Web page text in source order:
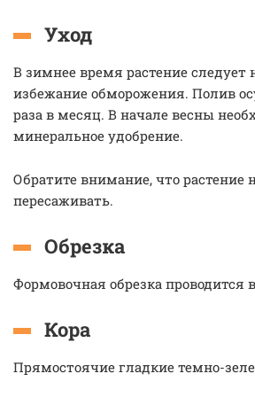
Уход
В зимнее время растение следует
избежание обморожения. Полив
раза в месяц. В начале весны
минеральное удобрение.
Обратите внимание, что растение
пересаживать.
Обрезка
Формовочная обрезка проводится
Кора
Прямостоячие гладкие темно-